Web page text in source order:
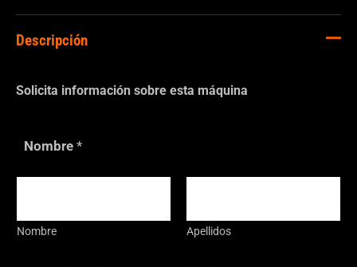
Descripción
Solicita información sobre esta máquina
Nombre *
Nombre Apellidos